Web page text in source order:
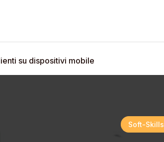
su dispositivi mobile
Soft-Skills